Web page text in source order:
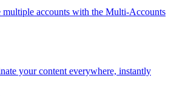
multiple accounts with the Multi-Accounts
your content everywhere, instantly